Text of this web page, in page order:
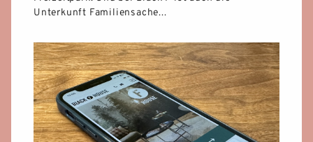
STÄDTETRIP FREIBURG
LONGSTAY
Unterkunft Familiensache...